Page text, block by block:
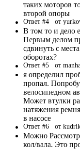
таких моторов
второй опоры
Ответ #4 от
В том то и дело
Первым делом
сдвинуть с
оборотах?
Ответ #5 от
я определил
пропал.
велосипедном
Может втулки
натяжения
в насосе
Ответ #6 от
Можно
кол/вала. Это